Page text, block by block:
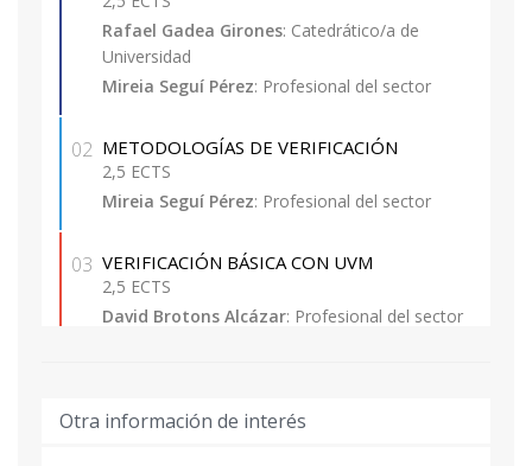
exista mutuo reconocimiento de dicha titulación.
Excepcionalmente se admitirán con la
estudiantes de las titulaciones de grado que
tengan pendiente superar como máximo 30
ECTS (incluido el Proyecto Final de Carrera, no
Propio hasta la obtención de la titulación
correspondiente.
Rafael Gadea Girones: Catedrático/a de
Universidad
Mireia Seguí Pérez : Profesional del sector
02 METODOLOGÍAS DE VERIFICACIÓN
2,5 ECTS
Mireia Seguí Pérez : Profesional del sector
03 VERIFICACIÓN BÁSICA CON UVM
2,5 ECTS
David Brotons Alcázar : Profesional del sector
04 VERIFICACIÓN AVANZADA CON UVM
Otra información de interés